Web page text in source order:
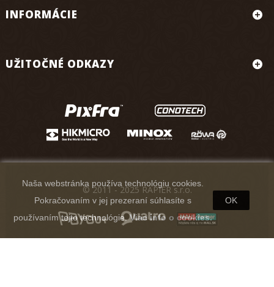
INFORMÁCIE
UŽITOČNÉ ODKAZY
Naša webstránka používa technológiu cookies.
Pokračovaním v jej prezeraní súhlasíte s
používaním tejto technológie.Viac info o cookies.
OK
© 2011 - 2025 RAPIER s.r.o.